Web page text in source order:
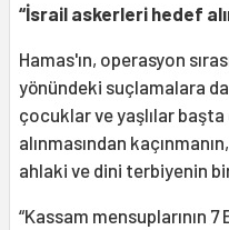
“İsrail askerleri hedef
Hamas'ın, operasyon
yönündeki suçlamalara
çocuklar ve yaşlılar
alınmasından
ahlaki ve dini terbiyenin
“Kassam mensuplarının 7